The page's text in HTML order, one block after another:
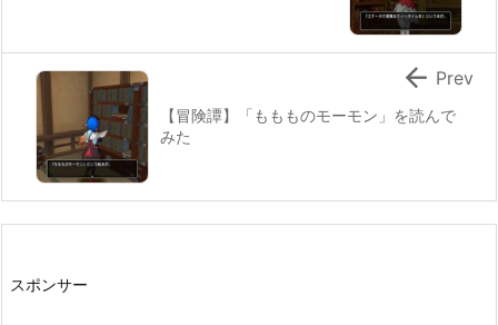
【冒険譚】「ももものモーモン」を読んで
みた
 Prev
スポンサー